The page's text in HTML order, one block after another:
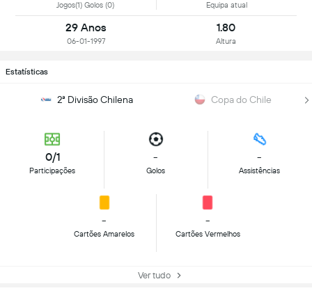
Jogos(1) Golos (0) Equipa atual
29 Anos
06-01-1997
1.80
Altura
Estatísticas
2ª Divisão Chilena Copa do Chile
0/1
Participações
-
Golos
-
Assistências
-
Cartões Amarelos
-
Cartões Vermelhos
Ver tudo